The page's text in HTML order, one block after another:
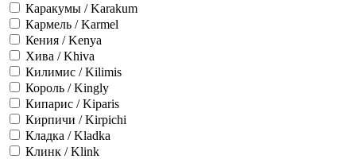
Каракумы / Karakum
Кармель / Karmel
Кения / Kenya
Хива / Khiva
Килимис / Kilimis
Король / Kingly
Кипарис / Kiparis
Кирпичи / Kirpichi
Кладка / Kladka
Клинк / Klink